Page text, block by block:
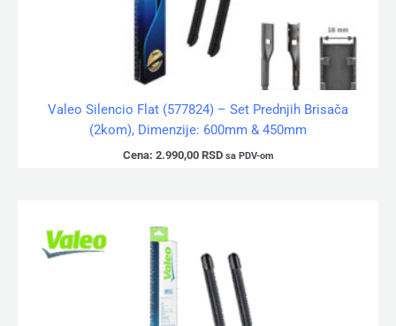
Valeo Silencio Flat (577824) – Set Prednjih Brisača
(2kom), Dimenzije: 600mm & 450mm
Cena: 2.990,00 RSD sa PDV-om